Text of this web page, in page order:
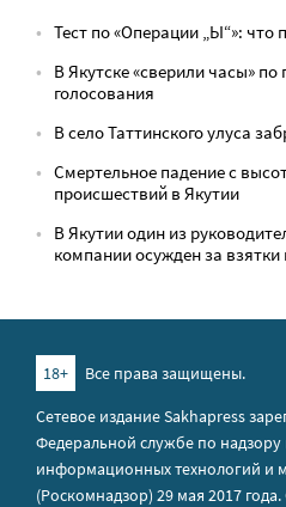
Тест по «Операции „Ы“»: что
В Якутске «сверили часы»
голосования
В село Таттинского улуса
Смертельное падение с
происшествий в Якутии
В Якутии один из
компании осужден за взятки
18+
Все права защищены.
Сетевое издание Sakhapress
Федеральной службе по надзору
информационных технологий и
(Роскомнадзор) 29 мая 2017 года.